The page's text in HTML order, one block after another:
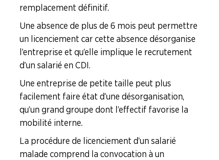
remplacement définitif.
Une absence de plus de 6 mois peut permettre
un licenciement car cette absence désorganise
l’entreprise et qu’elle implique le recrutement
d’un salarié en CDI.
Une entreprise de petite taille peut plus
facilement faire état d’une désorganisation,
qu’un grand groupe dont l’effectif favorise la
mobilité interne.
La procédure de licenciement d’un salarié
malade comprend la convocation à un